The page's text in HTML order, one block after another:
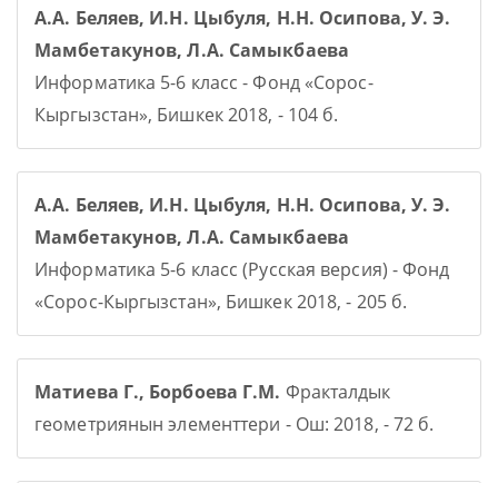
А.А. Беляев, И.Н. Цыбуля, Н.Н. Осипова, У. Э.
Мамбетакунов, Л.А. Самыкбаева
Информатика 5-6 класс - Фонд «Сорос-
Кыргызстан», Бишкек 2018, - 104 б.
А.А. Беляев, И.Н. Цыбуля, Н.Н. Осипова, У. Э.
Мамбетакунов, Л.А. Самыкбаева
Информатика 5-6 класс (Русская версия) - Фонд
«Сорос-Кыргызстан», Бишкек 2018, - 205 б.
Матиева Г., Борбоева Г.М. Фракталдык
геометриянын элементтери - Ош: 2018, - 72 б.